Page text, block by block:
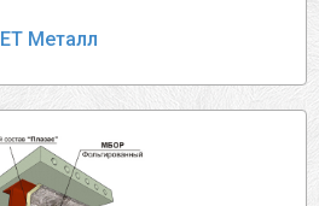
ЕТ Металл